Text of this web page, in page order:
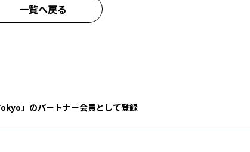
一覧へ戻る
」のパートナー会員として登録